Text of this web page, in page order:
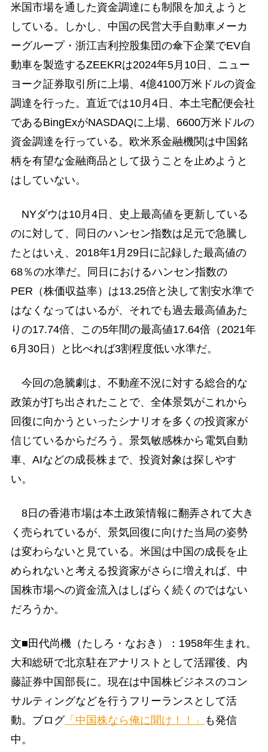
米国市場を通した資金調達にも制限を加えようと
している。しかし、中国の民営大手自動車メーカ
ーグループ・浙江吉利控股集団の傘下企業でEV自
動車を製造するZEEKRは2024年5月10日、ニュー
ヨーク証券取引所に上場、4億4100万米ドルの資金
調達を行った。直近では10月4日、本土宅配便会社
であるBingExがNASDAQに上場、6600万米ドルの
資金調達を行っている。欧米系金融機関は中国銘
柄を有望な金融商品として扱うことを止めようと
はしていない。
NYダウは10月4日、史上最高値を更新している
のに対して、同日のハンセン指数は足元で急騰し
たとはいえ、2018年1月29日に記録した最高値の
68％の水準だ。同日におけるハンセン指数の
PER（株価収益率）は13.25倍と決して割安水準で
はなくなってはいるが、それでも過去最高値あた
りの17.74倍、この5年間の最高値17.64倍（2021年
6月30日）と比べれば3割程度低い水準だ。
今回の急騰劇は、不動産不況に対する総合的な
政策が打ち出されたことで、全体景気がこれから
回復に向かうといったシナリオを多くの投資家が
信じているからだろう。景気敏感株から電気自動
車、AIなどの成長株まで、投資対象は探しやす
い。
8日の香港市場は本土政策情報に翻弄されて大き
く売られているが、景気回復に向けた当局の姿勢
は変わらないと見ている。米国は中国の成長を止
められないと考える投資家がさらに増えれば、中
国株市場への資金流入はしばらく続くのではない
だろうか。
文■田代尚機（たしろ・なおき）：1958年生まれ。
大和総研で北京駐在アナリストとして活躍後、内
藤証券中国部長に。現在は中国株ビジネスのコン
サルティングなどを行うフリーランスとして活
動。ブログ「中国株なら俺に聞け！！」
も発信
中。